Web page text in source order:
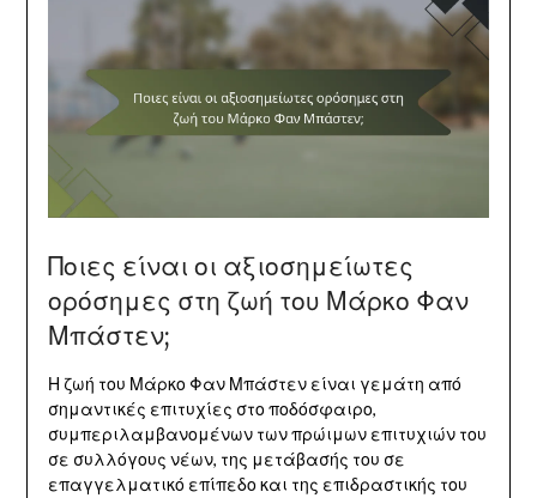
Ποιες είναι οι αξιοσημείωτες
ορόσημες στη ζωή του Μάρκο Φαν
Μπάστεν;
Η ζωή του Μάρκο Φαν Μπάστεν είναι γεμάτη από
σημαντικές επιτυχίες στο ποδόσφαιρο,
συμπεριλαμβανομένων των πρώιμων επιτυχιών του
σε συλλόγους νέων, της μετάβασής του σε
επαγγελματικό επίπεδο και της επιδραστικής του